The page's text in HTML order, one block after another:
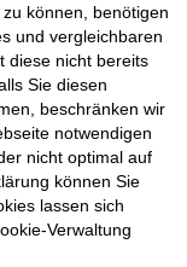
08.05.2026
PDF
21.05.2026
PDF
28.09.2023
PDF
08.05.2026
PDF
können, benötigen
und vergleichbaren
diese nicht bereits
Sie diesen
beschränken wir
notwendigen
nicht optimal auf
können Sie
lassen sich
Verwaltung